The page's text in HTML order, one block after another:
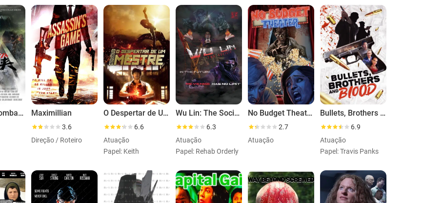
Immortal Combat: The Code Maximillian
3.6
Direção / Roteiro
O Despertar de Um Mestre
6.6
Atuação
Papel: Keith
Wu Lin: The Society
6.3
Atuação
Papel: Rehab Orderly
No Budget Theater
2.7
Atuação
Bullets, Brothers and Blood
6.9
Atuação
Papel: Travis Panks